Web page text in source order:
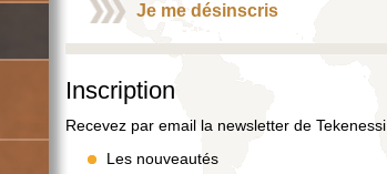
Je me désinscris
Inscription
Recevez par email la newsletter de Tekenessi
Les nouveautés